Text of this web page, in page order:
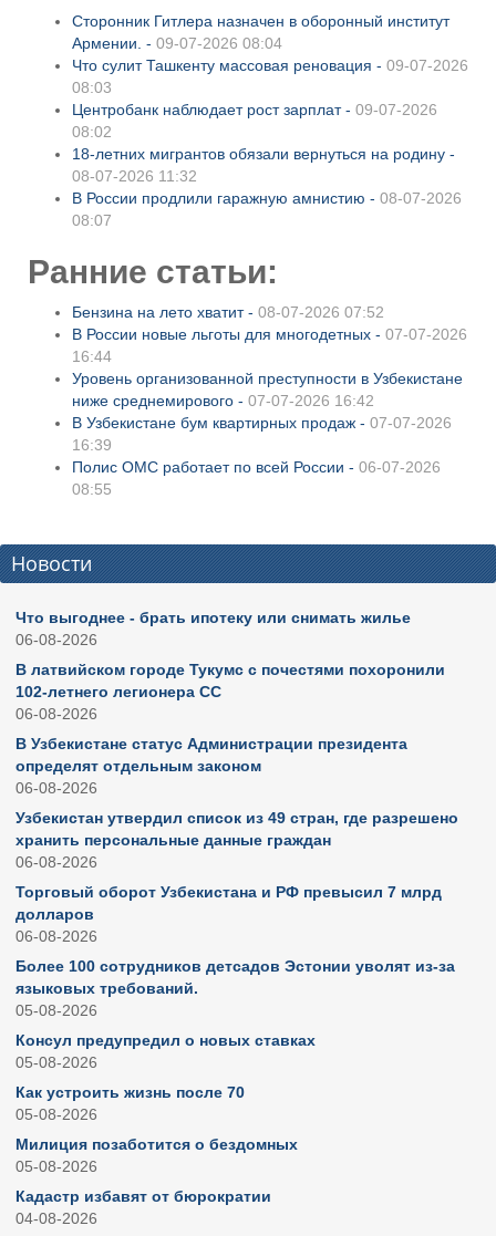
Сторонник Гитлера назначен в оборонный институт
Армении. - 09-07-2026 08:04
Что сулит Ташкенту массовая реновация - 09-07-2026
08:03
Центробанк наблюдает рост зарплат - 09-07-2026
08:02
18-летних мигрантов обязали вернуться на родину -
08-07-2026 11:32
В России продлили гаражную амнистию - 08-07-2026
08:07
Ранние статьи:
Бензина на лето хватит - 08-07-2026 07:52
В России новые льготы для многодетных - 07-07-2026
16:44
Уровень организованной преступности в Узбекистане
ниже среднемирового - 07-07-2026 16:42
В Узбекистане бум квартирных продаж - 07-07-2026
16:39
Полис ОМС работает по всей России - 06-07-2026
08:55
Новости
Что выгоднее - брать ипотеку или снимать жилье
06-08-2026
В латвийском городе Тукумс с почестями похоронили
102-летнего легионера СС
06-08-2026
В Узбекистане статус Администрации президента
определят отдельным законом
06-08-2026
Узбекистан утвердил список из 49 стран, где разрешено
хранить персональные данные граждан
06-08-2026
Торговый оборот Узбекистана и РФ превысил 7 млрд
долларов
06-08-2026
Более 100 сотрудников детсадов Эстонии уволят из-за
языковых требований.
05-08-2026
Консул предупредил о новых ставках
05-08-2026
Как устроить жизнь после 70
05-08-2026
Милиция позаботится о бездомных
05-08-2026
Кадастр избавят от бюрократии
04-08-2026